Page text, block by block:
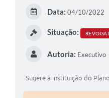
Data: 04/10/2022
Situação:
Autoria: Executivo
Sugere a instituição do